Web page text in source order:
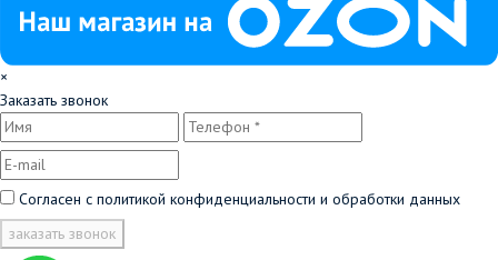
×
Заказать звонок
Согласен с политикой конфиденциальности и обработки данных
заказать звонок